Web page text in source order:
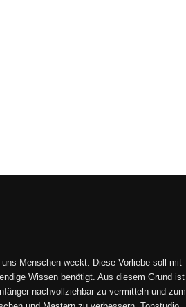
Menschen weckt. Diese Vorliebe soll mit
Wissen benötigt. Aus diesem Grund ist
nachvollziehbar zu vermitteln und zum